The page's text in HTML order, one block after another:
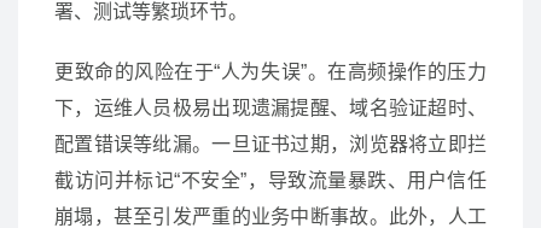
署、测试等繁琐环节。
更致命的风险在于“人为失误”。在高频操作的压力
下，运维人员极易出现遗漏提醒、域名验证超时、
配置错误等纰漏。一旦证书过期，浏览器将立即拦
截访问并标记“不安全”，导致流量暴跌、用户信任
崩塌，甚至引发严重的业务中断事故。此外，人工